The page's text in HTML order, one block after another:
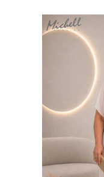
Abecedne